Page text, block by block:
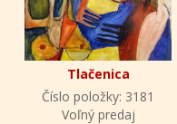
Tlačenica
Číslo položky: 3181
Voľný predaj